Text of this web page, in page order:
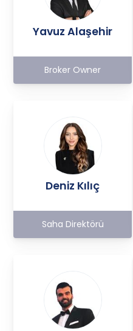
Yavuz Alaşehir
Broker Owner
Deniz Kılıç
Saha Direktörü